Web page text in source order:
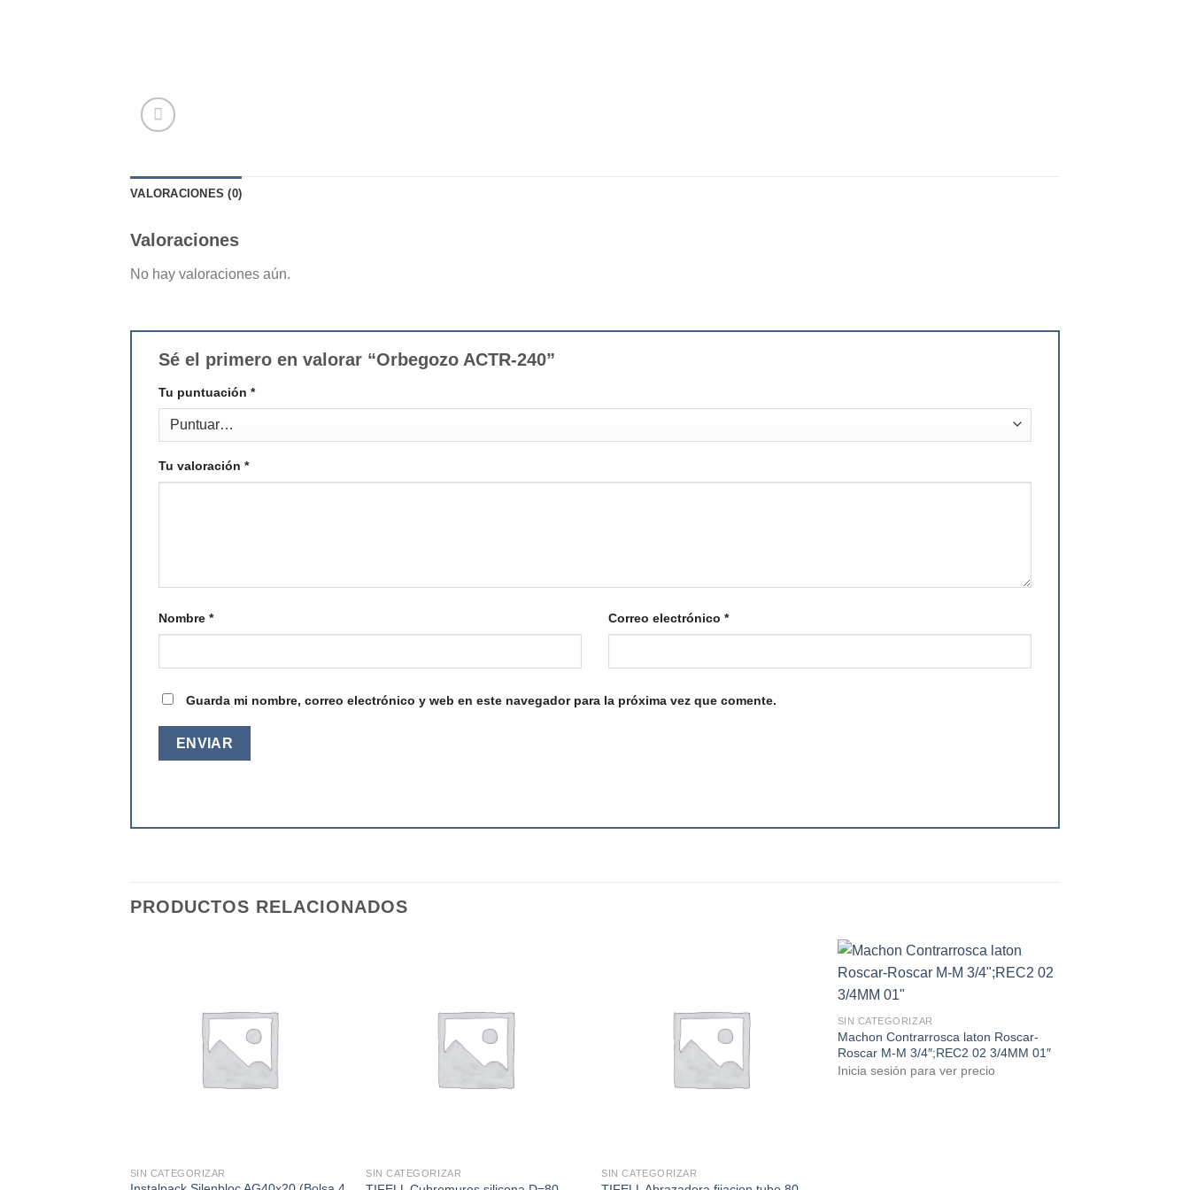
VALORACIONES (0)
Valoraciones
No hay valoraciones aún.
Sé el primero en valorar “Orbegozo ACTR-240”
Tu puntuación *
Tu valoración *
Nombre * Correo electrónico *
Guarda mi nombre, correo electrónico y web en este navegador para la próxima vez que comente.
PRODUCTOS RELACIONADOS
SIN CATEGORIZAR SIN CATEGORIZAR SIN CATEGORIZAR
SIN CATEGORIZAR
Machon Contrarrosca laton Roscar-
Roscar M-M 3/4″;REC2 02 3/4MM 01″
Inicia sesión para ver precio